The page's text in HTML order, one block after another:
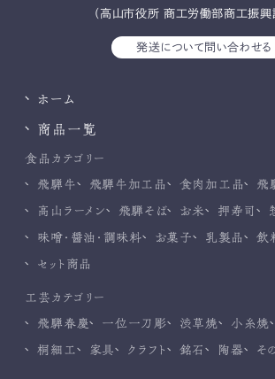
（高山市役所 商工労働部商工振興
発送について問い合わせる
ホーム
商品一覧
食品カテゴリー
飛騨牛 飛騨牛加工品 食肉加工品 飛
高山ラーメン 飛騨そば お米 押寿司
味噌・醤油・調味料 お菓子 乳製品 飲
セット商品
工芸カテゴリー
飛騨春慶 一位一刀彫 渋草焼 小糸焼
桐細工 家具 クラフト 銘石 陶器 そ